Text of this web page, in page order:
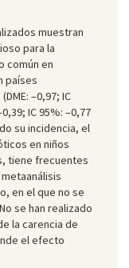
muestran
para la
común en
países
–0,97; IC
IC 95%: –0,77
su incidencia, el
en niños
tiene frecuentes
en el que no se
se han realizado
la carencia de
el efecto